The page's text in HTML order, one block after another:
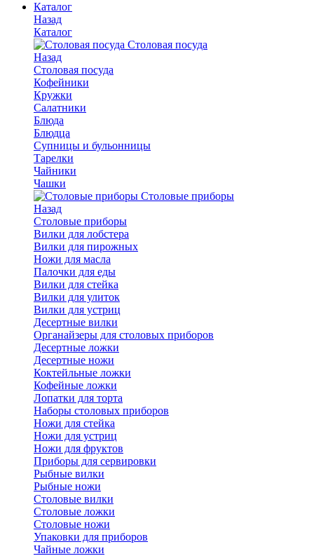
Каталог
Назад
Каталог
Столовая посуда
Назад
Столовая посуда
Кофейники
Кружки
Салатники
Блюда
Блюдца
Супницы и бульонницы
Тарелки
Чайники
Чашки
Cтоловые приборы
Назад
Cтоловые приборы
Вилки для лобстера
Вилки для пирожных
Ножи для масла
Палочки для еды
Вилки для стейка
Вилки для улиток
Вилки для устриц
Десертные вилки
Органайзеры для столовых приборов
Десертные ложки
Десертные ножи
Коктейльные ложки
Кофейные ложки
Лопатки для торта
Наборы столовых приборов
Ножи для стейка
Ножи для устриц
Ножи для фруктов
Приборы для сервировки
Рыбные вилки
Рыбные ножи
Столовые вилки
Столовые ложки
Столовые ножи
Упаковки для приборов
Чайные ложки